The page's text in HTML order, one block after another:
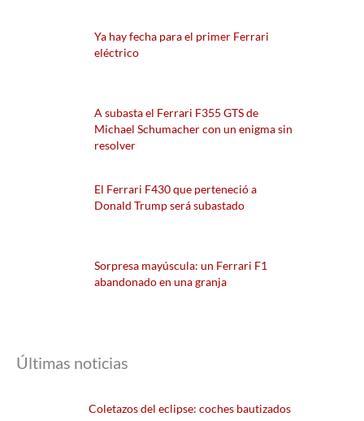
Ya hay fecha para el primer Ferrari
eléctrico
A subasta el Ferrari F355 GTS de
Michael Schumacher con un enigma sin
resolver
El Ferrari F430 que perteneció a
Donald Trump será subastado
Sorpresa mayúscula: un Ferrari F1
abandonado en una granja
Últimas noticias
Coletazos del eclipse: coches bautizados